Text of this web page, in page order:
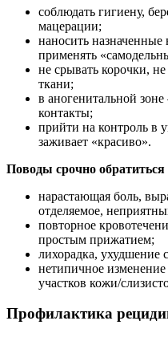
соблюдать гигиену,
мацерации;
наносить назначенные
применять
не срывать корочки,
ткани;
в аногенитальной
контакты;
прийти на контроль в
заживает «красиво».
Поводы срочно обратиться
нарастающая боль,
отделяемое,
повторное
простым прижатием;
лихорадка, ухудшение
нетипичное
участков кожи/
Профилактика